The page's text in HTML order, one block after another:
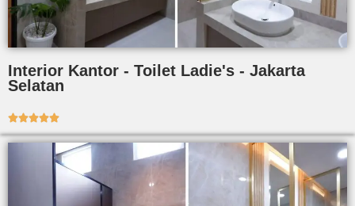
Interior Kantor - Toilet Ladie's - Jakarta
Selatan
